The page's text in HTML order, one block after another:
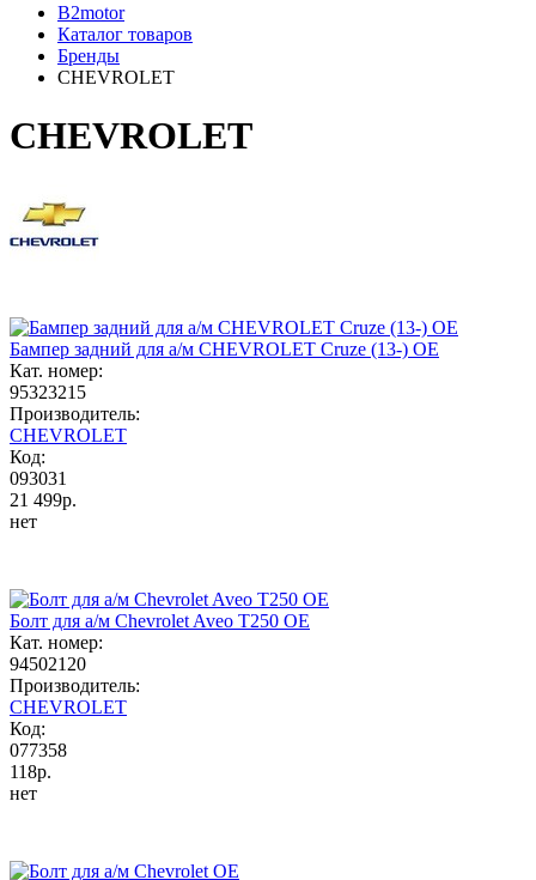
B2motor
Каталог товаров
Бренды
CHEVROLET
CHEVROLET
Бампер задний для а/м CHEVROLET Cruze (13-) OE
Кат. номер:
95323215
Производитель:
CHEVROLET
Код:
093031
21 499р.
нет
Болт для а/м Chevrolet Aveo T250 OE
Кат. номер:
94502120
Производитель:
CHEVROLET
Код:
077358
118р.
нет